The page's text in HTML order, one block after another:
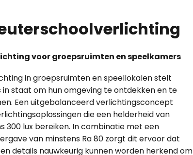
voor groepsruimten en speelkamers
in groepsruimten en speellokalen stelt
in staat om hun omgeving te ontdekken en te
Een uitgebalanceerd verlichtingsconcept
die een helderheid van
300 lux bereiken. In combinatie met een
van minstens Ra 80 zorgt dit ervoor dat
details nauwkeurig kunnen worden herkend om